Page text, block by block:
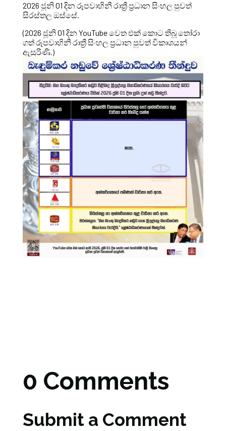
2026 ජූනි 01 දින රූපවාහිනී රාත්‍රී ප්‍රධාන සිංහල පුවත්
සිරස්තල ඔස්සේ.
(2026 ජූනි 01 දින YouTube වෙත එක් කොට තිබූ තෝරා
ගත් රූපවාහිනී රාත්‍රී සිංහල ප්‍රධාන පුවත් විකාශයන්
ඇසුරිණි.)
0 Comments
Submit a Comment